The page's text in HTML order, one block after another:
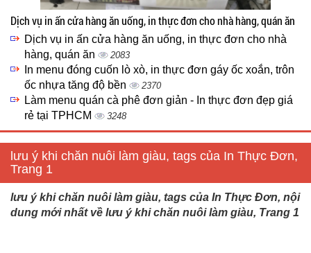
Dịch vụ in ấn cửa hàng ăn uống, in thực đơn cho nhà hàng, quán ăn
Dịch vụ in ấn cửa hàng ăn uống, in thực đơn cho nhà
hàng, quán ăn
2083
In menu đóng cuốn lò xò, in thực đơn gáy ốc xoắn, trôn
ốc nhựa tăng độ bền
2370
Làm menu quán cà phê đơn giản - In thực đơn đẹp giá
rẻ tại TPHCM
3248
lưu ý khi chăn nuôi làm giàu, tags của In Thực Đơn,
Trang 1
lưu ý khi chăn nuôi làm giàu, tags của In Thực Đơn, nội
dung mới nhất về lưu ý khi chăn nuôi làm giàu, Trang 1